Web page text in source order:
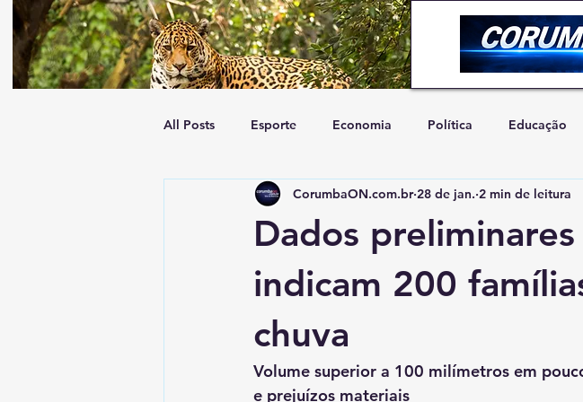
All Posts Esporte Economia Política Educação
Geral Trânsito Artigo de Opinião
Dados
indicam 200
chuva
CorumbaON.com.br 28 de jan. 2 min de leitura
Volume superior a 100 milímetros em
e prejuízos materiais